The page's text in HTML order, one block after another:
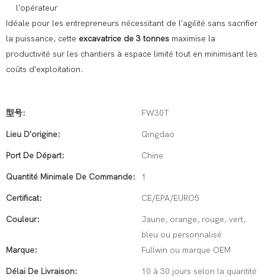
l'opérateur
Idéale pour les entrepreneurs nécessitant de l'agilité sans sacrifier
la puissance, cette excavatrice de 3 tonnes maximise la
productivité sur les chantiers à espace limité tout en minimisant les
coûts d'exploitation.
型号: FW30T
Lieu D'origine: Qingdao
Port De Départ: Chine
Quantité Minimale De Commande: 1
Certificat: CE/EPA/EURO5
Couleur:
Jaune, orange, rouge, vert,
bleu ou personnalisé
Marque:
Fullwin ou marque OEM
Délai De Livraison:
10 à 30 jours selon la quantité